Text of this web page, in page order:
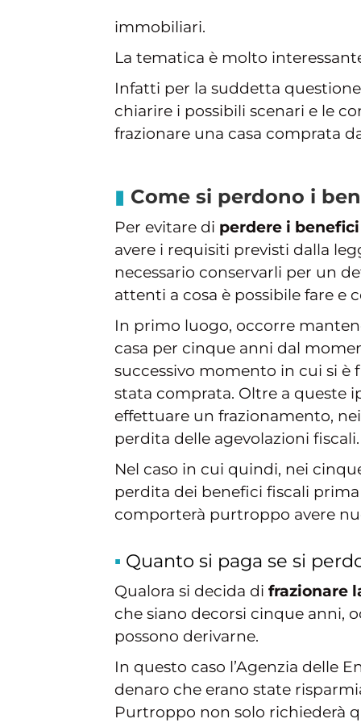
immobiliari.
La tematica è molto
Infatti per la suddetta
chiarire i possibili scenari e le
frazionare una casa comprata
Come si perdono i
Per evitare di perdere i
avere i requisiti previsti dalla
necessario conservarli per un
attenti a cosa è possibile fare e
In primo luogo, occorre
casa per cinque anni dal
successivo momento in cui si è
stata comprata. Oltre a queste
effettuare un frazionamento,
perdita delle agevolazioni fiscali.
Nel caso in cui quindi, nei
perdita dei benefici fiscali
comporterà purtroppo avere
Quanto si paga se si
Qualora si decida di frazionare
che siano decorsi cinque anni,
possono derivarne.
In questo caso l’Agenzia delle
denaro che erano state
Purtroppo non solo richiederà